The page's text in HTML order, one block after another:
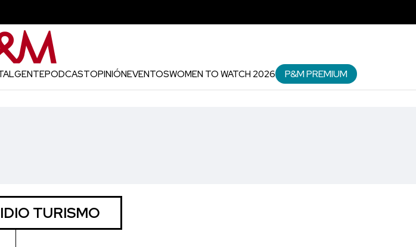
GENTEPODCASTOPINIÓNEVENTOSWOMEN TO WATCH 2026 P&M PREMIUM
TURISMO